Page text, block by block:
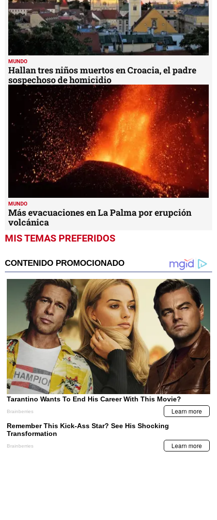
MUNDO
Hallan tres niños muertos en Croacia, el padre
sospechoso de homicidio
MUNDO
Más evacuaciones en La Palma por erupción
volcánica
MIS TEMAS PREFERIDOS